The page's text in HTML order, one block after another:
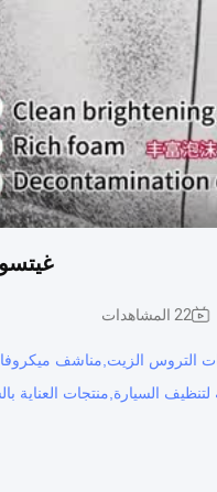
22 المشاهدات
السيارة,منتجات العناية